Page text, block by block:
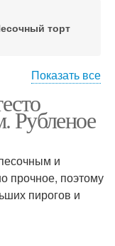
торт
Показать все
Рубленое
и
прочное, поэтому
пирогов и